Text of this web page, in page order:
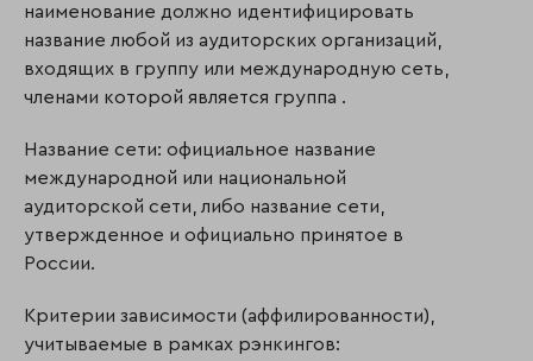
наименование должно идентифици­ровать
название любой из аудиторских организаций,
входящих в группу или международную сеть,
членами которой является группа .
Название сети: официальное название
международной или национальной
аудиторской сети, либо название сети,
утвержденное и официально принятое в
России.
Критерии зависимости (аффилированности),
учитываемые в рамках рэнкингов: